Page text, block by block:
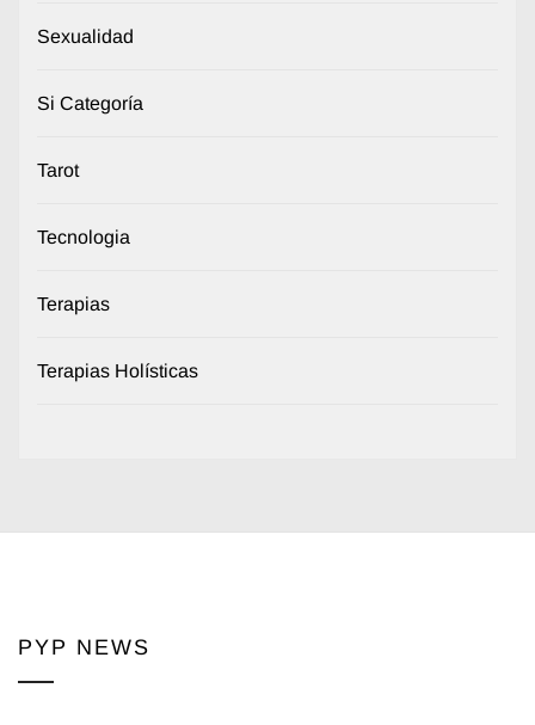
Sexualidad
Si Categoría
Tarot
Tecnologia
Terapias
Terapias Holísticas
PYP NEWS